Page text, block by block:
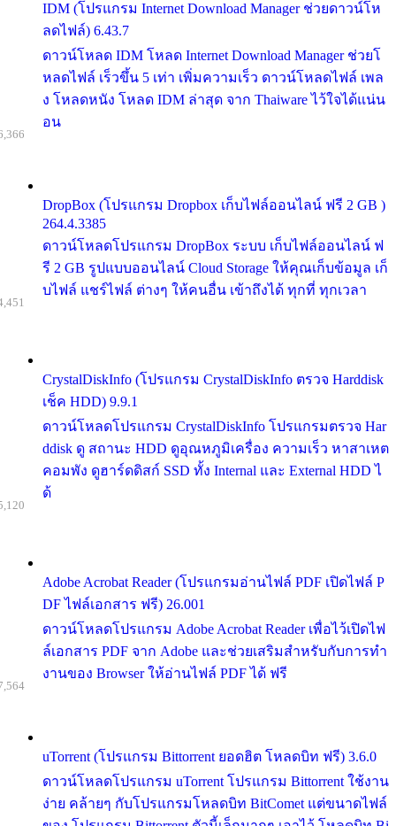
IDM (โปรแกรม Internet Download Manager ช่วยดาวน์โห
ลดไฟล์) 6.43.7
ดาวน์โหลด IDM โหลด Internet Download Manager ช่วยโ
หลดไฟล์ เร็วขึ้น 5 เท่า เพิ่มความเร็ว ดาวน์โหลดไฟล์ เพล
ง โหลดหนัง โหลด IDM ล่าสุด จาก Thaiware ไว้ใจได้แน่น
อน
DropBox (โปรแกรม Dropbox เก็บไฟล์ออนไลน์ ฟรี 2 GB )
264.4.3385
ดาวน์โหลดโปรแกรม DropBox ระบบ เก็บไฟล์ออนไลน์ ฟ
รี 2 GB รูปแบบออนไลน์ Cloud Storage ให้คุณเก็บข้อมูล เก็
บไฟล์ แชร์ไฟล์ ต่างๆ ให้คนอื่น เข้าถึงได้ ทุกที่ ทุกเวลา
CrystalDiskInfo (โปรแกรม CrystalDiskInfo ตรวจ Harddisk
เช็ค HDD) 9.9.1
ดาวน์โหลดโปรแกรม CrystalDiskInfo โปรแกรมตรวจ Har
ddisk ดู สถานะ HDD ดูอุณหภูมิเครื่อง ความเร็ว หาสาเหต
คอมพัง ดูฮาร์ดดิสก์ SSD ทั้ง Internal และ External HDD ไ
ด้
Adobe Acrobat Reader (โปรแกรมอ่านไฟล์ PDF เปิดไฟล์ P
DF ไฟล์เอกสาร ฟรี) 26.001
ดาวน์โหลดโปรแกรม Adobe Acrobat Reader เพื่อไว้เปิดไฟ
ล์เอกสาร PDF จาก Adobe และช่วยเสริมสำหรับกับการทำ
งานของ Browser ให้อ่านไฟล์ PDF ได้ ฟรี
uTorrent (โปรแกรม Bittorrent ยอดฮิต โหลดบิท ฟรี) 3.6.0
ดาวน์โหลดโปรแกรม uTorrent โปรแกรม Bittorrent ใช้งาน
ง่าย คล้ายๆ กับโปรแกรมโหลดบิท BitComet แต่ขนาดไฟล์